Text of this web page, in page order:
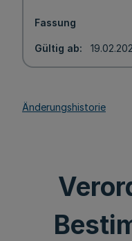
Fassung
Gültig ab
Änderungshistorie